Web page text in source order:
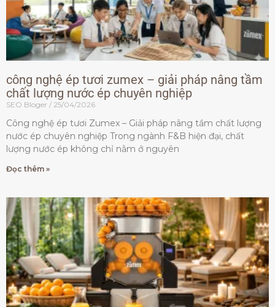
công nghệ ép tươi zumex – giải pháp nâng tầm
chất lượng nước ép chuyên nghiệp
SEO Bloger 25/04/2026
Công nghệ ép tươi Zumex – Giải pháp nâng tầm chất lượng
nước ép chuyên nghiệp Trong ngành F&B hiện đại, chất
lượng nước ép không chỉ nằm ở nguyên
Đọc thêm »